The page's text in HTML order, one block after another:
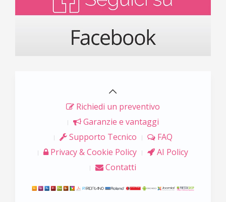
Richiedi un preventivo
Garanzie e vantaggi
Supporto Tecnico
FAQ
Privacy & Cookie Policy
AI Policy
Contatti